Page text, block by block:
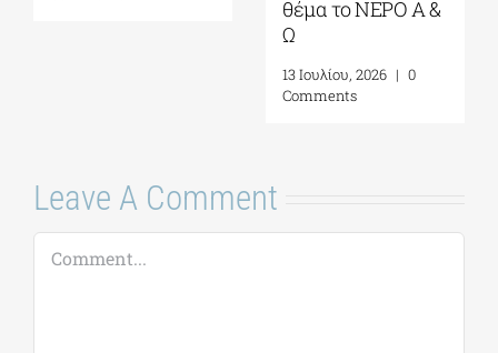
Σεπτέμβριος 2026
Νιάρχος (ΚΠΙΣΝ)|
Τετάρτη 29 Ιουλίου
17 Ιουλίου, 2026
Leave A Comment
Comment